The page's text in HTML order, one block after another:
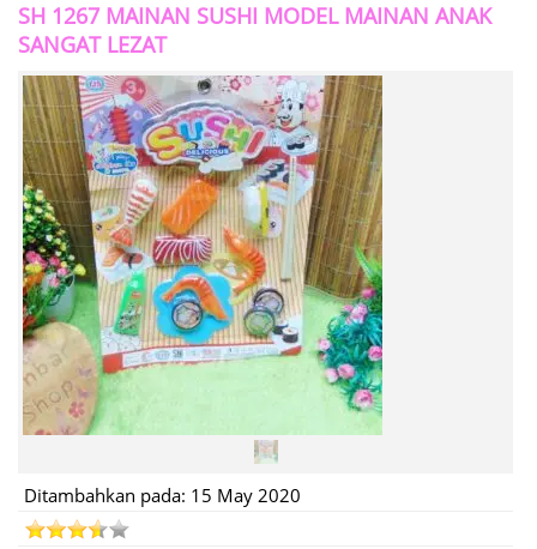
SH 1267 MAINAN SUSHI MODEL MAINAN ANAK
SANGAT LEZAT
Ditambahkan pada: 15 May 2020